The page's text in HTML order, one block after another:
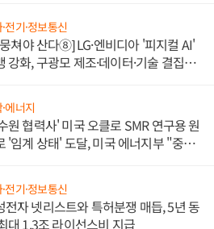
전기·정보통신
쳐야 산다⑧] LG·엔비디아 '피지컬 AI'
강화, 구광모 제조·데이터·기술 결집
에너지
원 협력사' 미국 오클로 SMR 연구용 원
'임계 상태' 도달, 미국 에너지부 "중요
전기·정보통신
전자 넷리스트와 특허분쟁 매듭, 5년 동
대 1.3조 라이선스비 지급